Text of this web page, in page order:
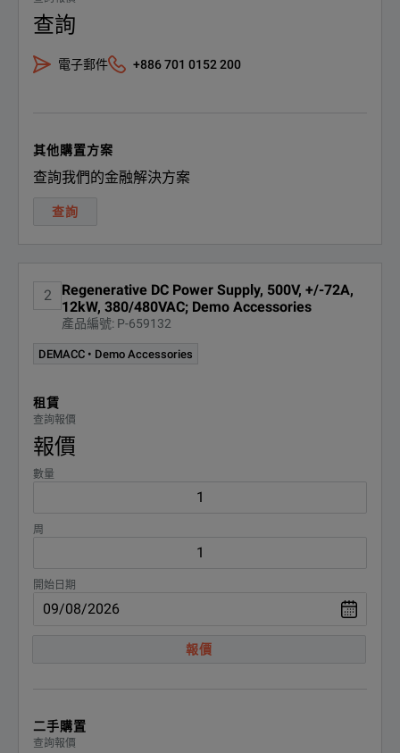
查詢
電子郵件 +886 701 0152 200
其他購置方案
查詢我們的金融解決方案
查詢
2
Regenerative DC Power Supply, 500V, +/-72A,
12kW, 380/480VAC; Demo Accessories
產品編號: P-659132
DEMACC • Demo Accessories
租賃
查詢報價
報價
數量
周
開始日期
報價
二手購置
查詢報價
Regenerative Power
Arbitrary Waveform Generation
Maximum Voltage per Output 500 V
Command Processing Time
Noise and Ripple
Output Response Time
Input Phase Voltage
SPECIFICATIONS
RP5900 Series Regenerative DC Power Supplies
RP5913A
RP5923A